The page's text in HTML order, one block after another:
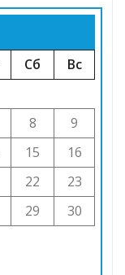
Сб
Вс
8
9
15
16
22
23
29
30